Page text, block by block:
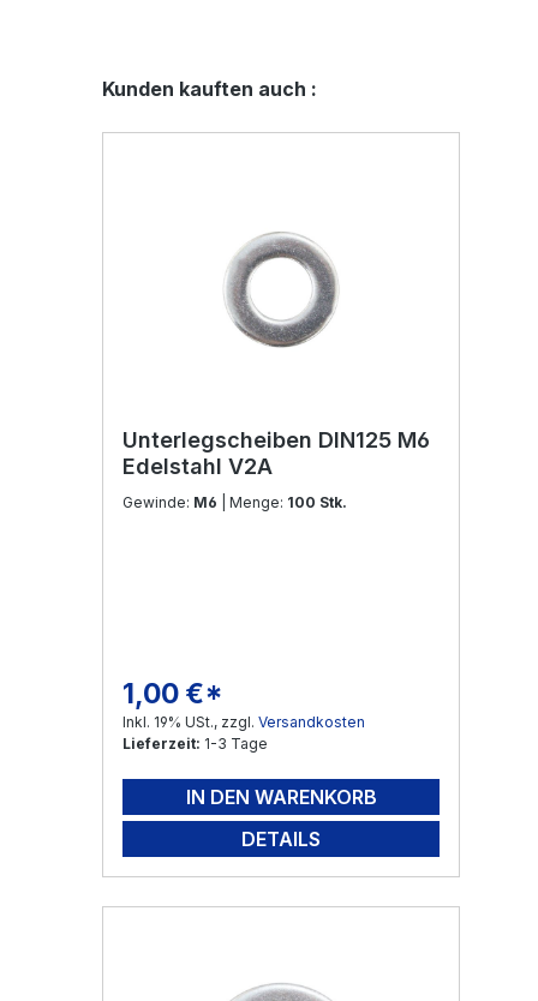
Produktgalerie überspringen
Kunden kauften auch :
Unterlegscheiben DIN125 M6
Edelstahl V2A
Gewinde: M6 | Menge: 100 Stk.
Regulärer Preis:
1,00 €*
Inkl. 19% USt., zzgl. Versandkosten
Lieferzeit: 1-3 Tage
IN DEN WARENKORB
DETAILS